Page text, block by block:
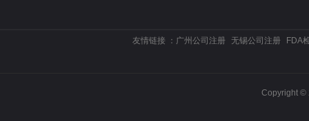
友情链接 ： 广州公司注册 无锡公司注册 FDA
Copyright ©